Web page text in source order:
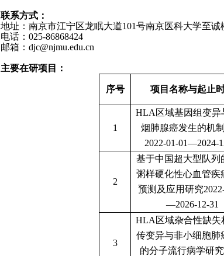
联系方式：
地址：南京市江宁区龙眠大道101号南京医科大学至诚
电话： 025-86868424
邮箱： djc@njmu.edu.cn
主要在研项目：
序号 项目名称与起止
1
HLA 区域基因组变异
烟肺腺癌发生的机
2022-01-01—2024-
2
基于中国超大型队列
粥样硬化性心血管疾
预测及应用研究
—2026-12-31
3
HLA 区域杂合性缺失
传变异与非小细胞肺
的分子流行病学研究